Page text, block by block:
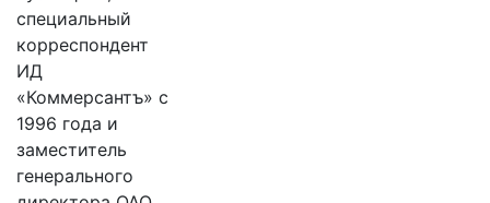
специальный
корреспондент
ИД
«Коммерсантъ» с
1996 года и
заместитель
генерального